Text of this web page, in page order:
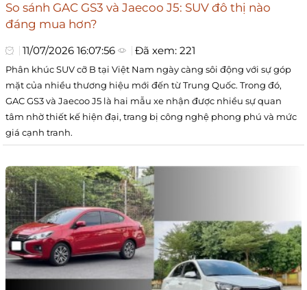
So sánh GAC GS3 và Jaecoo J5: SUV đô thị nào
đáng mua hơn?
11/07/2026 16:07:56 Đã xem: 221
Phân khúc SUV cỡ B tại Việt Nam ngày càng sôi động với sự góp
mặt của nhiều thương hiệu mới đến từ Trung Quốc. Trong đó,
GAC GS3 và Jaecoo J5 là hai mẫu xe nhận được nhiều sự quan
tâm nhờ thiết kế hiện đại, trang bị công nghệ phong phú và mức
giá cạnh tranh.